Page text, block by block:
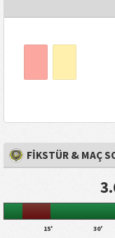
FİKSTÜR & MAÇ
15' 30'